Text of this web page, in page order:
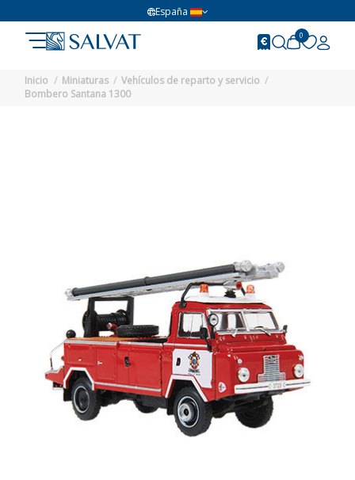
España
0
Inicio Miniaturas
Vehículos de reparto y servicio
Bombero Santana 1300